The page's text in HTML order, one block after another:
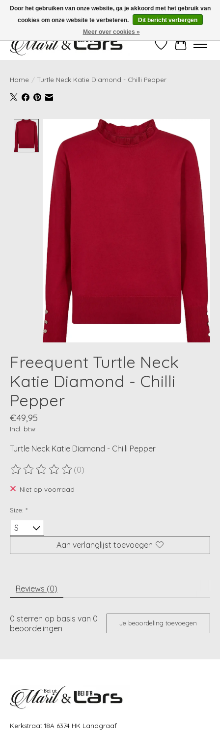
Gratis verzending vanaf €99,- | Voor 16:00 uur besteld, vandaag verzonden!
Verlanglijst
Home / Turtle Neck Katie Diamond - Chilli Pepper
Product image slideshow Items
Freequent Turtle Neck
Katie Diamond - Chilli
Pepper
€49,95
Incl. btw
Turtle Neck Katie Diamond - Chilli Pepper
De beoordeling van dit product is
(0)
Niet op voorraad
Size: *
Aan verlanglijst toevoegen
Reviews (0)
0 sterren op basis van 0
beoordelingen
Je beoordeling toevoegen
Kerkstraat 18A 6374 HK Landgraaf
Door het gebruiken van onze website, ga je akkoord met het gebruik van
cookies om onze website te verbeteren.
Dit bericht verbergen
Meer over cookies »